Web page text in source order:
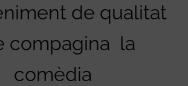
de qualitat
compagina la
comèdia